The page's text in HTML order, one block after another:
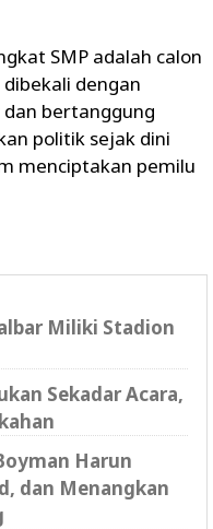
SMP adalah calon
dengan
bertanggung
politik sejak dini
menciptakan pemilu
Miliki Stadion
Sekadar Acara,
Harun
dan Menangkan